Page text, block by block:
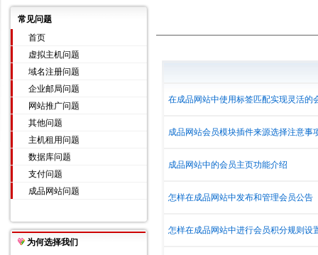
常见问题
首页
虚拟主机问题
域名注册问题
企业邮局问题
网站推广问题
其他问题
主机租用问题
数据库问题
支付问题
成品网站问题
为何选择我们
在成品网站中使用标签匹配实现灵活的
成品网站会员模块插件来源选择注意事
成品网站中的会员主页功能介绍
怎样在成品网站中发布和管理会员公告
怎样在成品网站中进行会员积分规则设